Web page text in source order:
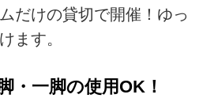
だけの貸切で開催！ゆっ
ます。
・一脚の使用OK！